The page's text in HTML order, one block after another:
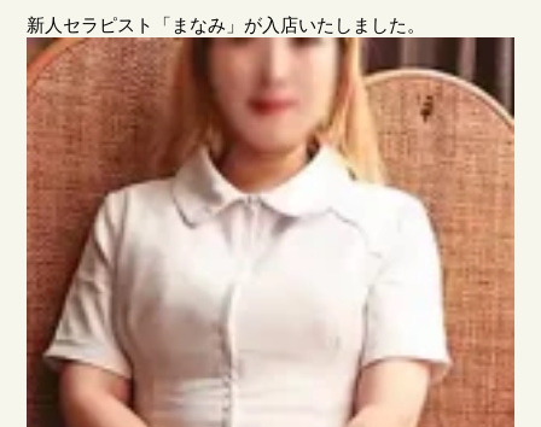
新人セラピスト「まなみ」が入店いたしました。